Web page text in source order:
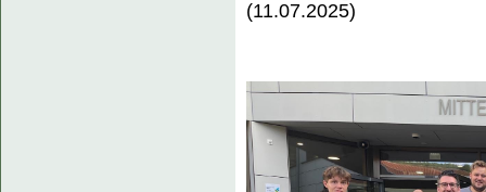
(11.07.2025)